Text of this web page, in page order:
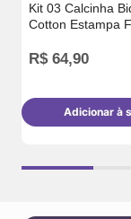
Kit 03 Calcinha
Cotton Estampa
R$ 64,90
Adicionar à